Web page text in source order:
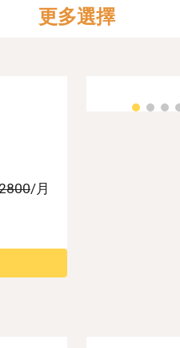
更多選擇
/月